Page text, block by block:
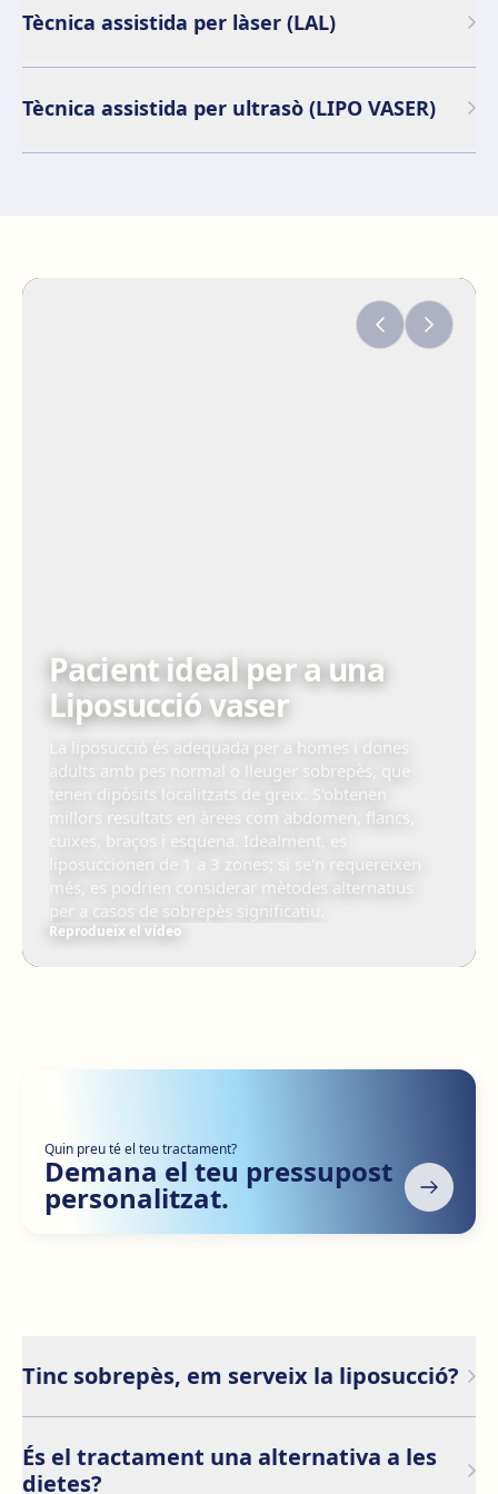
Tècnica assistida per làser (LAL)
Tècnica assistida per ultrasò (LIPO VASER)
Pacient ideal per a una
Liposucció vaser
La liposucció és adequada per a homes i dones
adults amb pes normal o lleuger sobrepès, que
tenen dipòsits localitzats de greix. S'obtenen
millors resultats en àrees com abdomen, flancs,
cuixes, braços i esquena. Idealment, es
liposuccionen de 1 a 3 zones; si se'n requereixen
més, es podrien considerar mètodes alternatius
per a casos de sobrepès significatiu.
Reprodueix el vídeo
Quin preu té el teu tractament?
Demana el teu pressupost
personalitzat.
Tinc sobrepès, em serveix la liposucció?
contra l'obesitat, ja que el seu objectiu no és abaixar el
pes del pacient. Per tant, és important entendre que el
És el tractament una alternativa a les
dietes?